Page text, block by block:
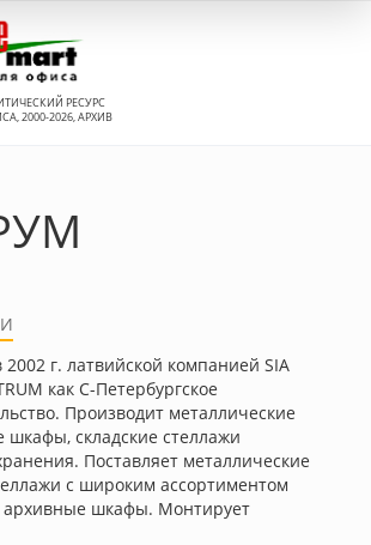
РЕСУРС
2000-2026, АРХИВ
г. латвийской компанией SIA
как С-Петербургское
Производит металлические
шкафы, складские стеллажи
Поставляет металлические
с широким ассортиментом
архивные шкафы. Монтирует